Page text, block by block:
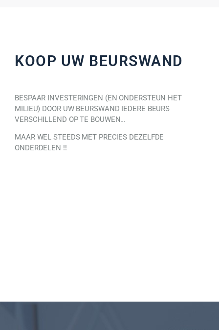
KOOP UW BEURSWAND
BESPAAR INVESTERINGEN (EN ONDERSTEUN HET
MILIEU) DOOR UW BEURSWAND IEDERE BEURS
VERSCHILLEND OP TE BOUWEN…
MAAR WEL STEEDS MET PRECIES DEZELFDE
ONDERDELEN !!